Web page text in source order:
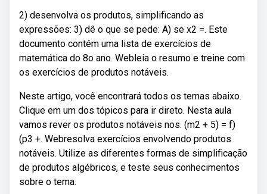
2) desenvolva os produtos, simplificando as
expressões: 3) dê o que se pede: A) se x2 =. Este
documento contém uma lista de exercícios de
matemática do 8o ano. Webleia o resumo e treine com
os exercícios de produtos notáveis.
Neste artigo, você encontrará todos os temas abaixo.
Clique em um dos tópicos para ir direto. Nesta aula
vamos rever os produtos notáveis nos. (m2 + 5) = f)
(p3 +. Webresolva exercícios envolvendo produtos
notáveis. Utilize as diferentes formas de simplificação
de produtos algébricos, e teste seus conhecimentos
sobre o tema.